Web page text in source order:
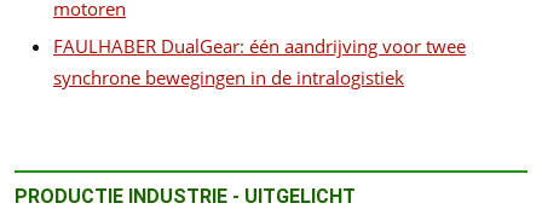
motoren
FAULHABER DualGear: één aandrijving voor twee
synchrone bewegingen in de intralogistiek
PRODUCTIE INDUSTRIE - UITGELICHT